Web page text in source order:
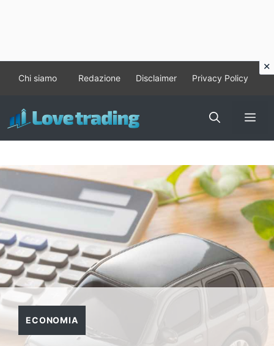
contenuto
Chi siamo Redazione Disclaimer Privacy Policy
ECONOMIA